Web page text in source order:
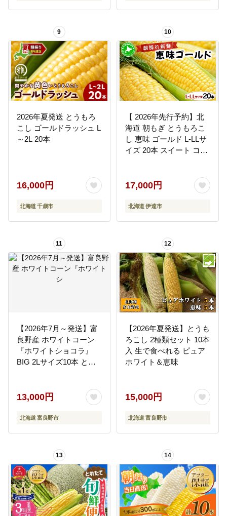
9
2026年夏発送 とうもろ
こし ゴールドラッシュ L
～2L 20本
16,000円
北海道 千歳市
10
【 2026年先行予約】北
海道 朝もぎ とうもろこ
し 恵味 ゴールド L-LLサ
イズ 20本 スイート コー
朝採り 甘い めぐみ 産地
[55250829]
17,000円
北海道 伊達市
11
【2026年7月～発送】富
良野産 ホワイトコーン
『ホワイトショコラ』
BIG 2Lサイズ10本 とう
13,000円
北海道 富良野市
12
【2026年夏発送】とうも
ろこし 2種類セット 10本
入 生で食べれる ピュア
ホワイト＆恵味
15,000円
北海道 富良野市
13 14